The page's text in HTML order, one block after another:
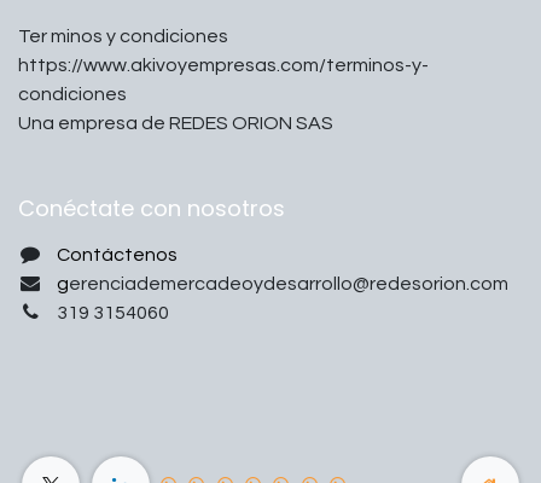
Ter minos y condiciones
https://www.akivoyempresas.com/terminos-y-
condiciones
Una empresa de REDES ORION SAS
Conéctate con nosotros
Contáctenos
gerenciademercadeoydesarrollo@redesorion.com
319 3154060